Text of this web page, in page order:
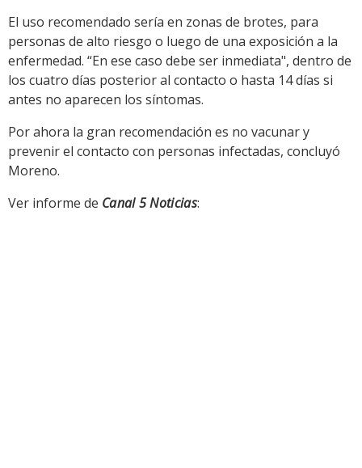
El uso recomendado sería en zonas de brotes, para
personas de alto riesgo o luego de una exposición a la
enfermedad. “En ese caso debe ser inmediata", dentro de
los cuatro días posterior al contacto o hasta 14 días si
antes no aparecen los síntomas.
Por ahora la gran recomendación es no vacunar y
prevenir el contacto con personas infectadas, concluyó
Moreno.
Ver informe de Canal 5 Noticias: